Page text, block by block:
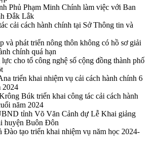
Phủ Phạm Minh Chính làm việc với Ban
Đắk Lắk
cải cách hành chính tại Sở Thông tin và
và phát triển nông thôn không có hồ sơ giải
chính quá hạn
cho tổ công nghệ số cộng đồng thành phố
triển khai nhiệm vụ cải cách hành chính 6
2024
Búk triển khai công tác cải cách hành
năm 2024
tỉnh Võ Văn Cảnh dự Lễ Khai giảng
huyện Buôn Đôn
Đào tạo triển khai nhiệm vụ năm học 2024-